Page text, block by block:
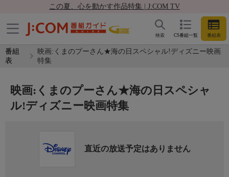
この夏、心を動かす作品特集 | J:COM TV
CS番組一覧 番組表
検索
番組
表
映画:くまのプーさん★海の日スペシャル!ディズニー映画
特集
映画:くまのプーさん★海の日スペシャ
ル!ディズニー映画特集
直近の放送予定はありません